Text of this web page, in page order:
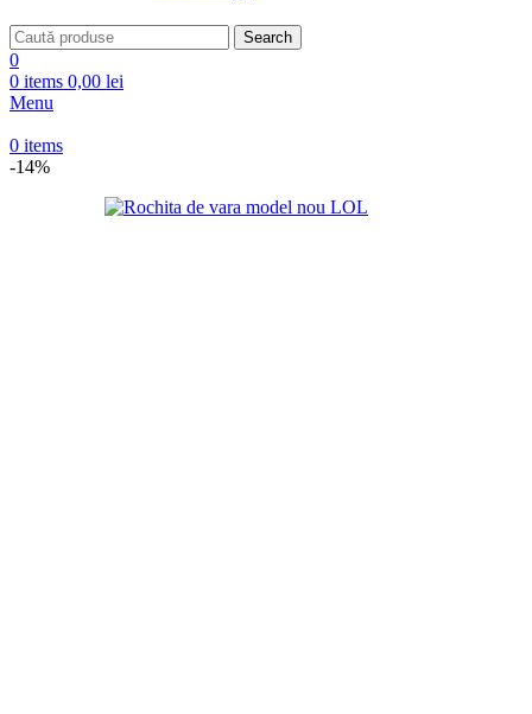
Search
0
0 items 0,00 lei
Menu
0 items
-14%